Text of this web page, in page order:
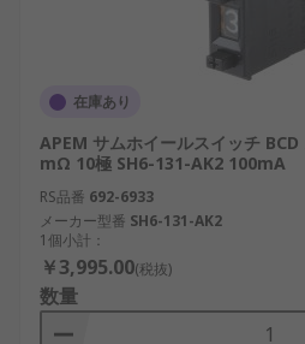
在庫あり
APEM サムホイールスイッチ
mΩ 10極 SH6-131-AK2 100mA
RS品番 692-6933
メーカー型番 SH6-131-AK2
1個小計：
￥3,995.00(税抜)
数量